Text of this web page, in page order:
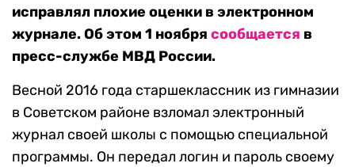
исправлял плохие оценки в электронном
журнале. Об этом 1 ноября сообщается в
пресс-службе МВД России.
Весной 2016 года старшеклассник из гимназии
в Советском районе взломал электронный
журнал своей школы с помощью специальной
программы. Он передал логин и пароль своему